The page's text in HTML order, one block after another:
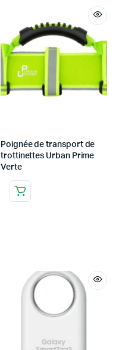
Poignée de transport de
trottinettes Urban Prime
Verte